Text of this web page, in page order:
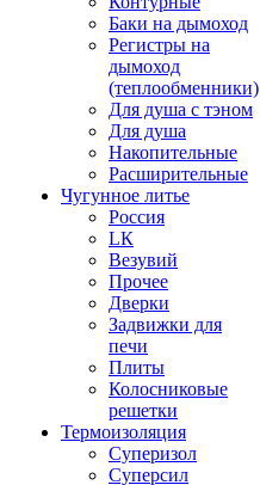
Баки на дымоход
Регистры на
дымоход
(теплообменники)
Для душа с тэном
Для душа
Накопительные
Расширительные
Чугунное литье
Россия
LК
Везувий
Прочее
Дверки
Задвижки для
печи
Плиты
Колосниковые
решетки
Термоизоляция
Суперизол
Суперсил